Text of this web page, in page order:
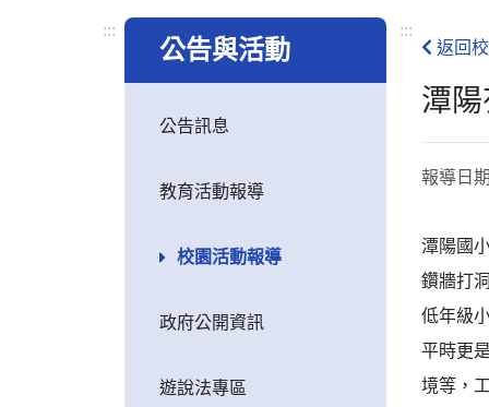
:::
公告與活動
公告訊息
教育活動報導
校園活動報導
政府公開資訊
遊說法專區
:::
返回
潭
報導日
潭陽國
鑽牆打
低年級
平時更
境等，